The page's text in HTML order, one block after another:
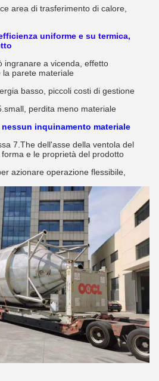
area di trasferimento di calore,
uniforme e su termica,
ingranare a vicenda, effetto
parete materiale
basso, piccoli costi di gestione
perdita meno materiale
inquinamento materiale
7.The dell'asse della ventola del
e le proprietà del prodotto
azionare operazione flessibile,